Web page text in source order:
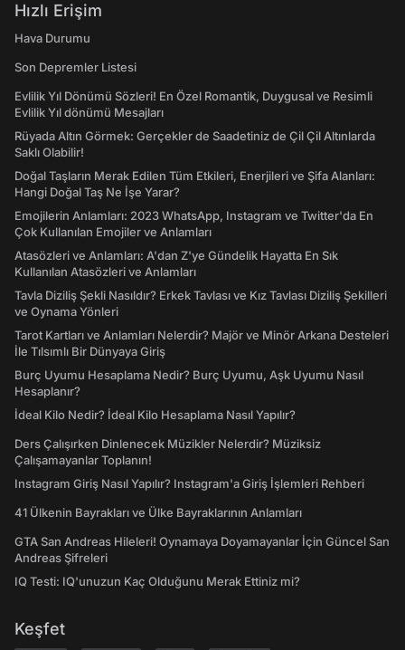
Hızlı Erişim
Hava Durumu
Son Depremler Listesi
Evlilik Yıl Dönümü Sözleri! En Özel Romantik, Duygusal ve Resimli
Evlilik Yıl dönümü Mesajları
Rüyada Altın Görmek: Gerçekler de Saadetiniz de Çil Çil Altınlarda
Saklı Olabilir!
Doğal Taşların Merak Edilen Tüm Etkileri, Enerjileri ve Şifa Alanları:
Hangi Doğal Taş Ne İşe Yarar?
Emojilerin Anlamları: 2023 WhatsApp, Instagram ve Twitter'da En
Çok Kullanılan Emojiler ve Anlamları
Atasözleri ve Anlamları: A'dan Z'ye Gündelik Hayatta En Sık
Kullanılan Atasözleri ve Anlamları
Tavla Diziliş Şekli Nasıldır? Erkek Tavlası ve Kız Tavlası Diziliş Şekilleri
ve Oynama Yönleri
Tarot Kartları ve Anlamları Nelerdir? Majör ve Minör Arkana Desteleri
İle Tılsımlı Bir Dünyaya Giriş
Burç Uyumu Hesaplama Nedir? Burç Uyumu, Aşk Uyumu Nasıl
Hesaplanır?
İdeal Kilo Nedir? İdeal Kilo Hesaplama Nasıl Yapılır?
Ders Çalışırken Dinlenecek Müzikler Nelerdir? Müziksiz
Çalışamayanlar Toplanın!
Instagram Giriş Nasıl Yapılır? Instagram'a Giriş İşlemleri Rehberi
41 Ülkenin Bayrakları ve Ülke Bayraklarının Anlamları
GTA San Andreas Hileleri! Oynamaya Doyamayanlar İçin Güncel San
Andreas Şifreleri
IQ Testi: IQ'unuzun Kaç Olduğunu Merak Ettiniz mi?
Keşfet